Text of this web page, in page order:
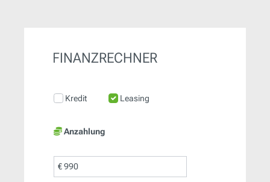
FINANZRECHNER
Kredit Leasing
Anzahlung
€